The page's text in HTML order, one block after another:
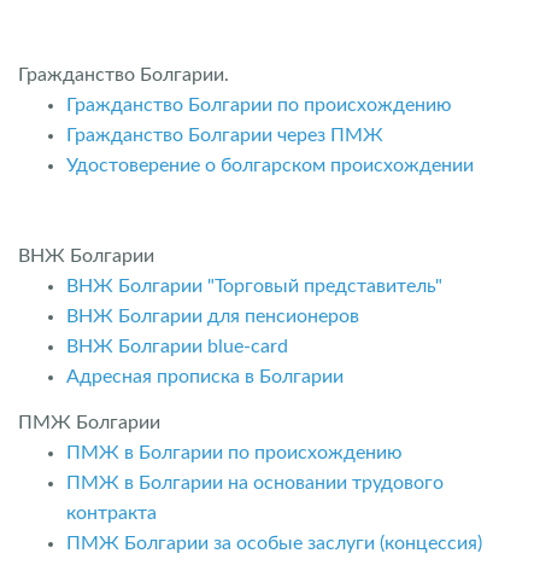
Гражданство Болгарии.
Гражданство Болгарии по происхождению
Гражданство Болгарии через ПМЖ
Удостоверение о болгарском происхождении
ВНЖ Болгарии
ВНЖ Болгарии "Торговый представитель"
ВНЖ Болгарии для пенсионеров
ВНЖ Болгарии blue-card
Адресная прописка в Болгарии
ПМЖ Болгарии
ПМЖ в Болгарии по происхождению
ПМЖ в Болгарии на основании трудового
контракта
ПМЖ Болгарии за особые заслуги (концессия)